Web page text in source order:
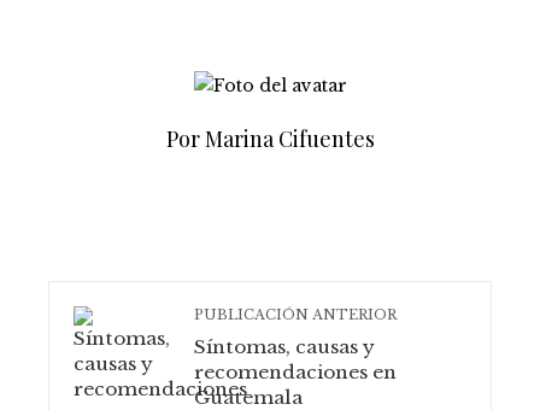
Por Marina Cifuentes
PUBLICACIÓN ANTERIOR
Síntomas, causas y
recomendaciones en
Guatemala